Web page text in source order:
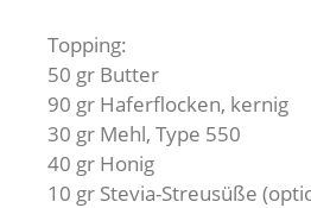
Topping:
50 gr Butter
90 gr Haferflocken, kernig
30 gr Mehl, Type 550
40 gr Honig
10 gr Stevia-Streusüße